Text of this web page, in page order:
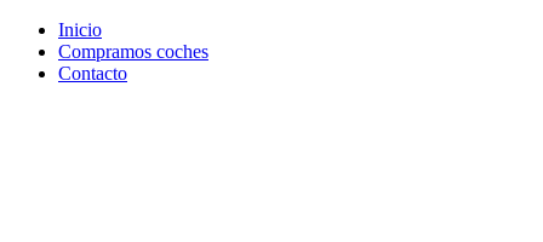
Close
Menu
Inicio
Compramos coches
Contacto